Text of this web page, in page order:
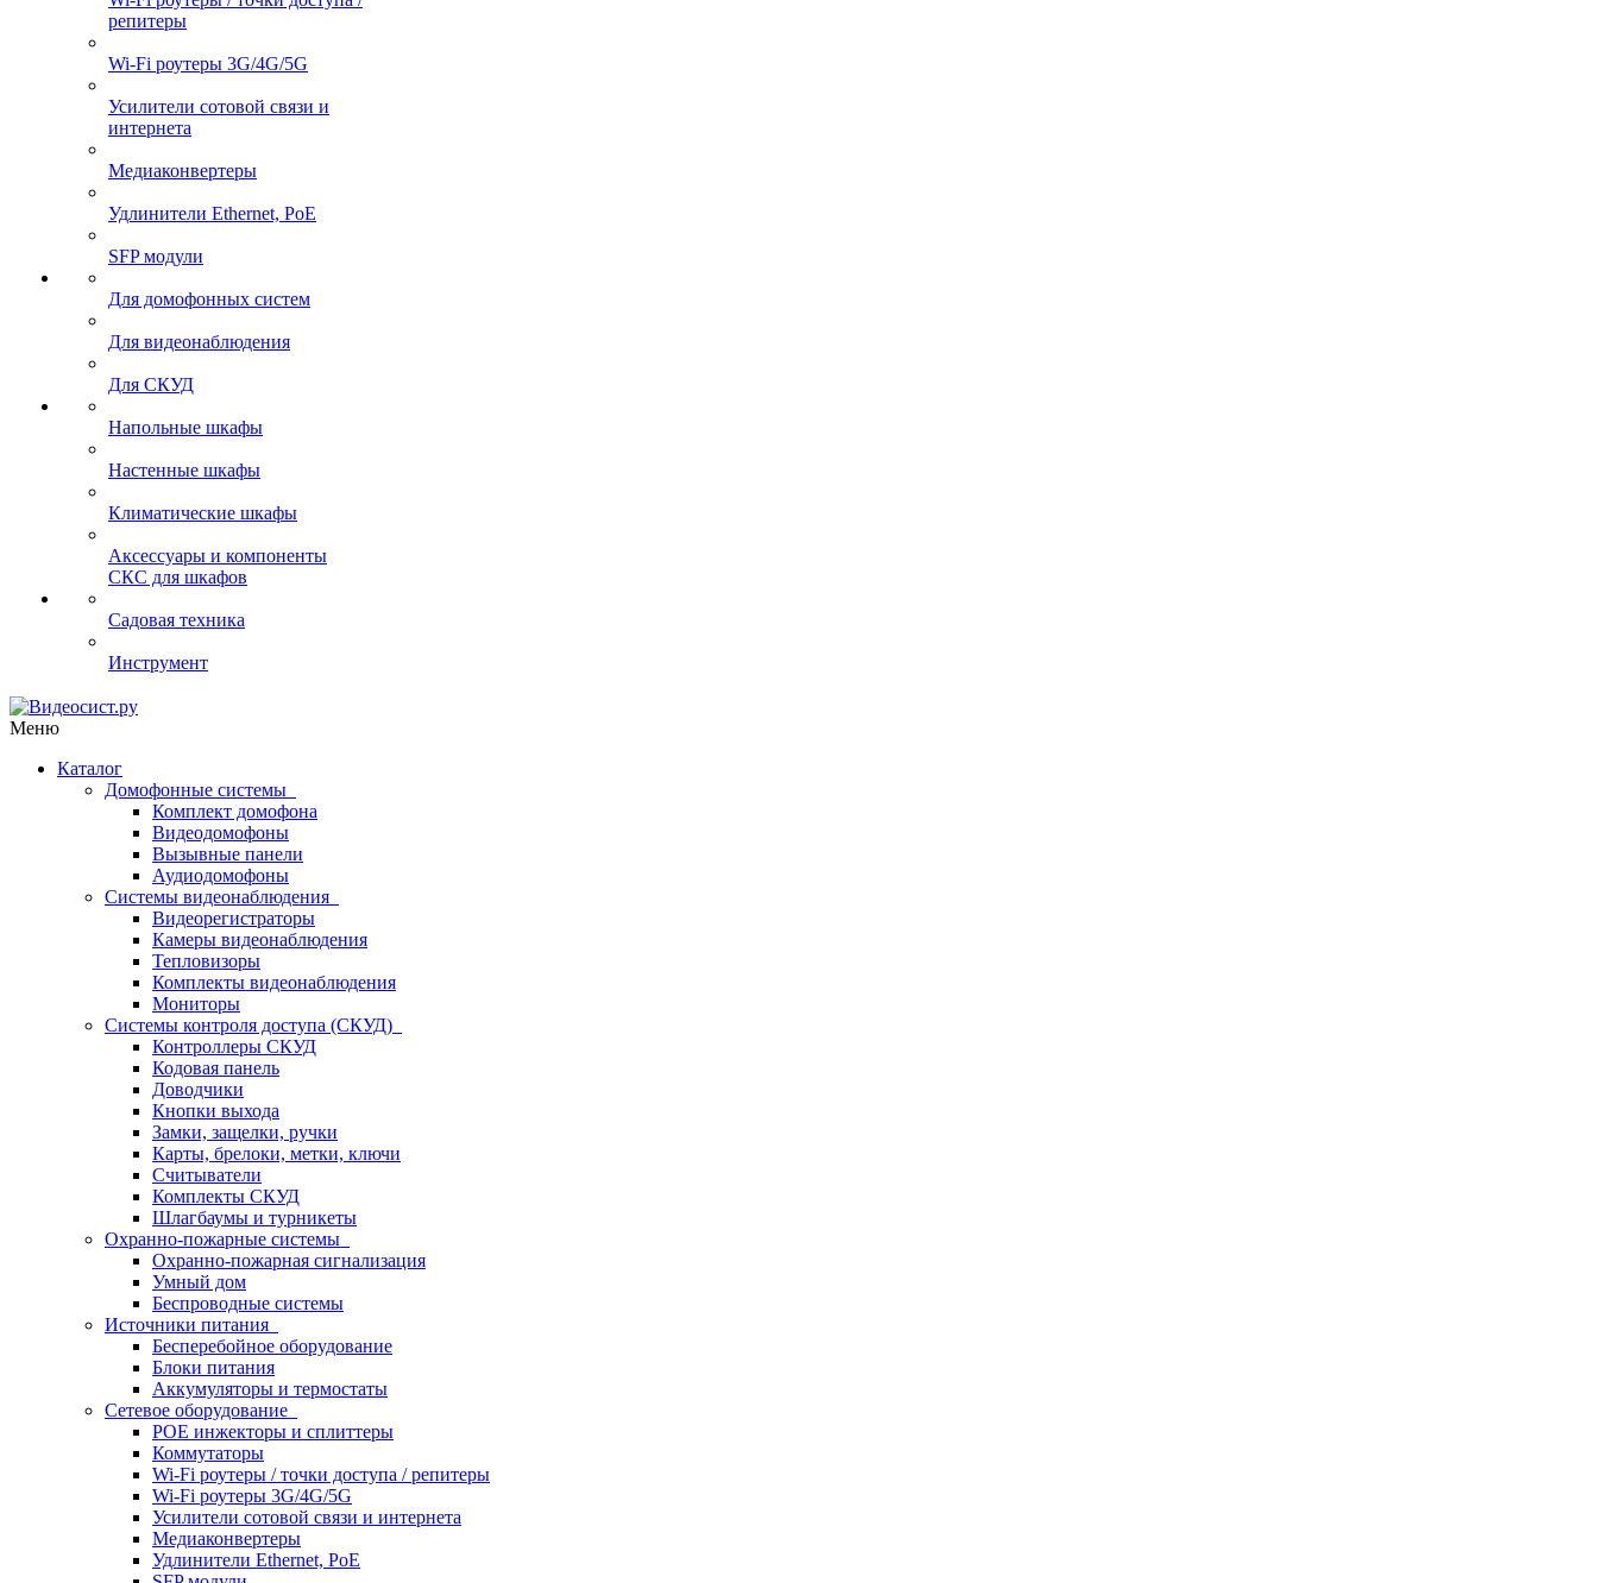
репитеры
Wi-Fi роутеры 3G/4G/5G
Усилители сотовой связи и
интернета
Медиаконвертеры
Удлинители Ethernet, PoE
SFP модули
Для домофонных систем
Для видеонаблюдения
Для СКУД
Напольные шкафы
Настенные шкафы
Климатические шкафы
Аксессуары и компоненты
СКС для шкафов
Садовая техника
Инструмент
Меню
Каталог
Домофонные системы
Комплект домофона
Видеодомофоны
Вызывные панели
Аудиодомофоны
Системы видеонаблюдения
Видеорегистраторы
Камеры видеонаблюдения
Тепловизоры
Комплекты видеонаблюдения
Мониторы
Системы контроля доступа (СКУД)
Контроллеры СКУД
Кодовая панель
Доводчики
Кнопки выхода
Замки, защелки, ручки
Карты, брелоки, метки, ключи
Считыватели
Комплекты СКУД
Шлагбаумы и турникеты
Охранно-пожарные системы
Охранно-пожарная сигнализация
Умный дом
Беспроводные системы
Источники питания
Бесперебойное оборудование
Блоки питания
Аккумуляторы и термостаты
Сетевое оборудование
POE инжекторы и сплиттеры
Коммутаторы
Wi-Fi роутеры / точки доступа / репитеры
Wi-Fi роутеры 3G/4G/5G
Усилители сотовой связи и интернета
Медиаконвертеры
Удлинители Ethernet, PoE